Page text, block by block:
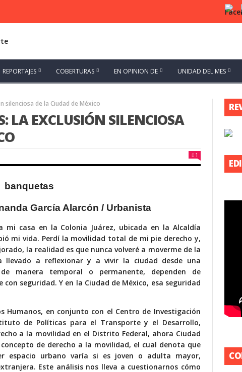
REPORTAJES COBERTURAS EN OPINION DE UNIDAD DEL MES
silenciosa de la Ciudad de México
LA EXCLUSIÓN SILENCIOSA
1
García Alarcón / Urbanista
mi casa en la Colonia Juárez, ubicada en la Alcaldía
mi vida. Perdí la movilidad total de mi pie derecho y,
la realidad es que nunca volveré a moverme de la
llevado a reflexionar y a vivir la ciudad desde una
manera temporal o permanente, dependen de
seguridad. Y en la Ciudad de México, esa seguridad
Humanos, en conjunto con el Centro de Investigación
de Políticas para el Transporte y el Desarrollo,
a la movilidad en el Distrito Federal, ahora Ciudad
de derecho a la movilidad, el cual denota que
espacio urbano varía si es joven o adulta mayor,
Este análisis nos lleva a cuestionarnos cómo